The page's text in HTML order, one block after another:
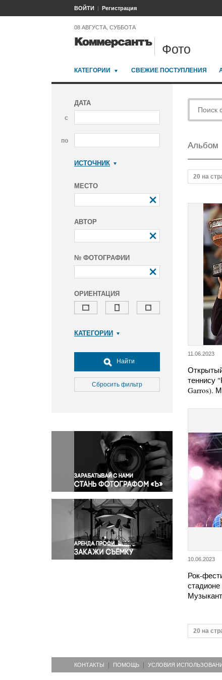
ВОЙТИ Регистрация
08 АВГУСТА, СУББОТА
Фото
КАТЕГОРИИ СВЕЖИЕ ПОСТУПЛЕНИЯ
ДАТА
с
по
ИСТОЧНИК
МЕСТО
АВТОР
№ ФОТОГРАФИИ
ОРИЕНТАЦИЯ
КАТЕГОРИИ
Досуг, туризм и отдых
Культура
Медицина
Окружающая среда
Политика
Правосудие
Происшествия и конфликты
Религия
Светская жизнь
Спорт
Экология
Экономика и бизнес
Найти
Сбросить фильтр
Альбом
20 на
11.06.2023
теннису
Garros).
10.06.2023
Рок-
20 на
КОНТАКТЫ ПОМОЩЬ УСЛОВИЯ